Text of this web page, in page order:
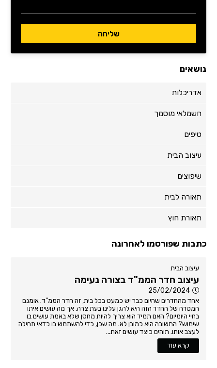
נושאים
אדריכלות
חשמלאי מוסמך
טיפים
עיצוב הבית
שיפוצים
תאורה לבית
תאורת חוץ
כתבות שפורסמו לאחרונה
עיצוב הבית
עיצוב חדר הממ"ד בצורה נעימה
25/02/2024
אחד מהחדרים שהיום כבר יש כמעט בכל בית, זה חדר הממ"ד. אומנם
המטרה של החדר הזה היא להגן עלינו בעת צרה, אך מה עושים איתו
בחיי היומיום? האם תמיד הוא צריך להיות מחסן שלא באמת עושים בו
שימוש? התשובה היא כמובן לא. מה שכן, כדי להשתמש בו כדאי תחילה
לעצב אותו. תוהים כיצד עושים זאת...
קרא עוד